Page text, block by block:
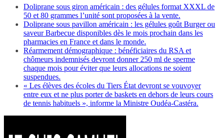
Doliprane sous giron américain : des gélules format XXXL de
50 et 80 grammes l’unité sont proposées à la vente.
Doliprane sous pavillon américain : les gélules goût Burger ou
saveur Barbecue disponibles dès le mois prochain dans les
pharmacies en France et dans le monde.
Réarmement démographique : bénéficiaires du RSA et
chômeurs indemnisés devront donner 250 ml de sperme
chaque mois pour éviter que leurs allocations ne soient
suspendues.
« Les élèves des écoles du Tiers État devront se vouvoyer
entre eux et ne plus porter de baskets en dehors de leurs cours
de tennis habituels », informe la Ministre Oudéa-Castéra.